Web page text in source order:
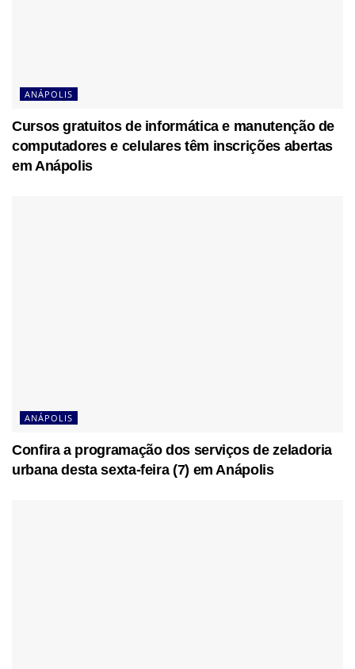
ANÁPOLIS
Cursos gratuitos de informática e manutenção de
computadores e celulares têm inscrições abertas
em Anápolis
ANÁPOLIS
Confira a programação dos serviços de zeladoria
urbana desta sexta-feira (7) em Anápolis